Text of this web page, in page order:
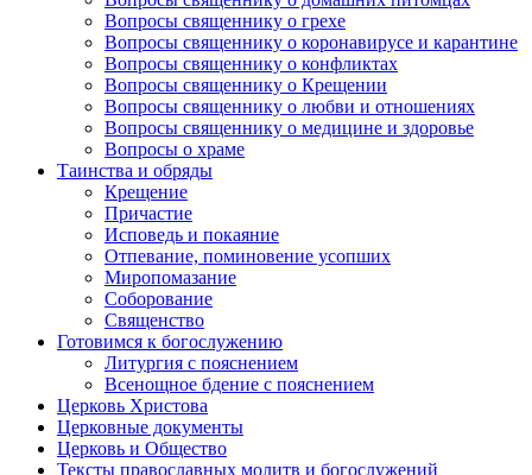
Вопросы священнику о грехе
Вопросы священнику о коронавирусе и карантине
Вопросы священнику о конфликтах
Вопросы священнику о Крещении
Вопросы священнику о любви и отношениях
Вопросы священнику о медицине и здоровье
Вопросы о храме
Таинства и обряды
Крещение
Причастие
Исповедь и покаяние
Отпевание, поминовение усопших
Миропомазание
Соборование
Священство
Готовимся к богослужению
Литургия с пояснением
Всенощное бдение с пояснением
Церковь Христова
Церковные документы
Церковь и Общество
Тексты православных молитв и богослужений